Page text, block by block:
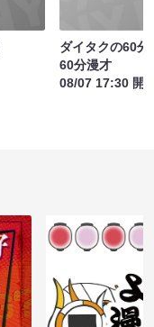
ダイタクの60
60分漫才
08/07 17:30 開